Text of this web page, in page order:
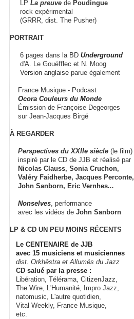
LP La preuve de Poudingue
rock expérimental
(GRRR, dist. The Pusher)
PORTRAIT
6 pages dans la BD Underground
d'A. Le Gouëfflec et N. Moog
Version anglaise parue également
France Musique - Podcast
Ocora Couleurs du Monde
Émission de Françoise Degeorges
sur Jean-Jacques Birgé
À REGARDER
Perspectives du XXIIe siècle (le film)
inspiré par le CD de JJB et réalisé par
Nicolas Clauss, Sonia Cruchon,
Valéry Faidherbe, Jacques Perconte,
John Sanborn, Eric Vernhes...
Nonselves , performance
avec les vidéos de John Sanborn
LP & CD UN PEU MOINS RÉCENTS
Le CENTENAIRE de JJB
avec 15 musiciens et musiciennes
dist. Orkhêstra et Allumés du Jazz
CD salué par la presse :
Libération, Télérama, CitizenJazz,
The Wire, L'Humanité, Impro Jazz,
natomusic, L'autre quotidien,
Vital Weekly, France Musique,
etc.